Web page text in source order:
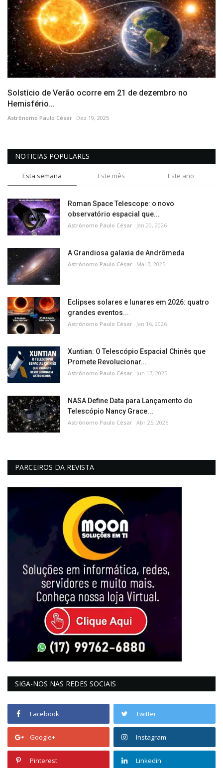
Solstício de Verão ocorre em 21 de dezembro no
Hemisfério...
Astrônomo Paulo César Dez 19, 2025
NOTICIAS POPULARES
Esta semana Este mês Este ano
Roman Space Telescope: o novo
observatório espacial que...
Astrônomo Paulo César Jan 20, 2026
A Grandiosa galaxia de Andrômeda
Astrônomo Paulo César Mai 7, 2025
Eclipses solares e lunares em 2026: quatro
grandes eventos...
Astrônomo Paulo César Jan 16, 2026
Xuntian: O Telescópio Espacial Chinês que
Promete Revolucionar...
Astrônomo Paulo César Jun 17, 2025
NASA Define Data para Lançamento do
Telescópio Nancy Grace...
Astrônomo Paulo César Abr 25, 2026
PARCEIROS DA REVISTA
SIGA-NOS NAS REDES SOCIAIS
Facebook Twitter
Google+ Instagram
Pinterest Linkedin